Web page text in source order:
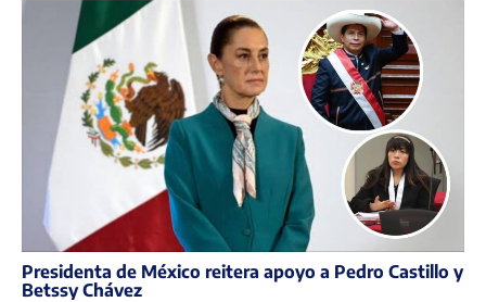
Presidenta de México reitera apoyo a Pedro Castillo y
Betssy Chávez